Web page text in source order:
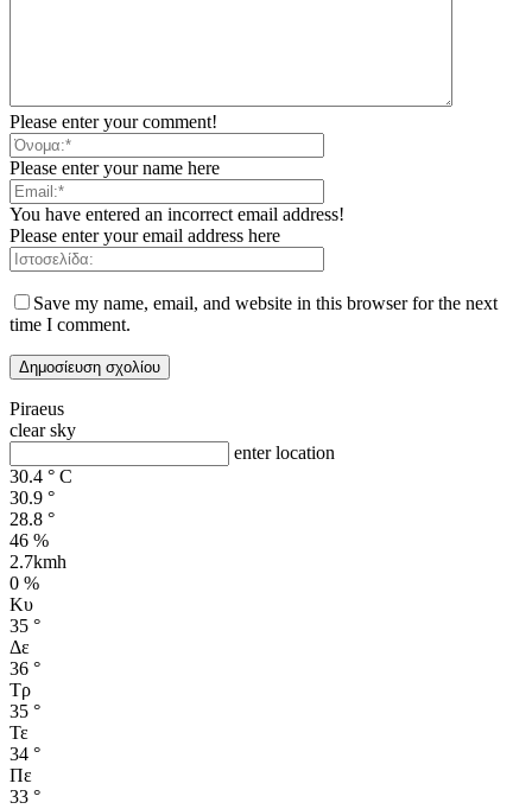
Please enter your comment!
Please enter your name here
You have entered an incorrect email address!
Please enter your email address here
Save my name, email, and website in this browser for the next
time I comment.
Piraeus
clear sky
enter location
30.4 ° C
30.9 °
28.8 °
46 %
2.7kmh
0 %
Κυ
35 °
Δε
36 °
Τρ
35 °
Τε
34 °
Πε
33 °